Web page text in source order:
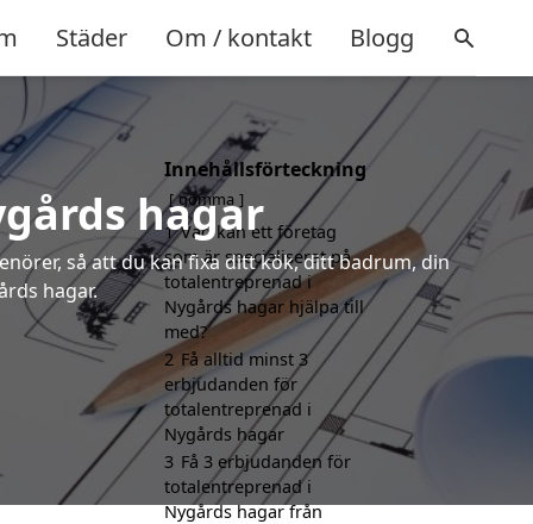
Städer Om / kontakt Blogg
hagar
så att du kan fixa ditt kök, ditt badrum, din
hagar.
Innehållsförteckning
gömma
1 Vad kan ett företag
som är specialiserat på
totalentreprenad i
Nygårds hagar hjälpa till
med?
2 Få alltid minst 3
erbjudanden för
totalentreprenad i
Nygårds hagar
3 Få 3 erbjudanden för
totalentreprenad i
Nygårds hagar från